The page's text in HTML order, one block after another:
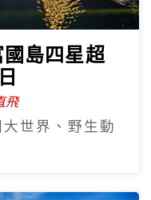
島四星超
飛
世界、野生動